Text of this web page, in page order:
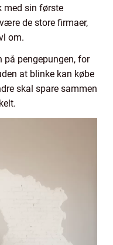
med sin første
de store firmaer,
om.
på pengepungen, for
at blinke kan købe
skal spare sammen